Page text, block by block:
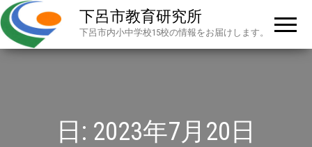
下呂市教育研究所
下呂市内小中学校15校の情報をお届けします。
日: 2023年7月20日